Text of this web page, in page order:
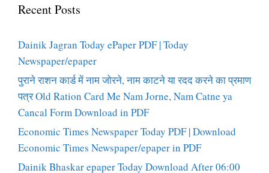
Recent Posts
Dainik Jagran Today ePaper PDF | Today
Newspaper/epaper
पुराने राशन कार्ड में नाम जोरने, नाम काटने या रदद करने का प्रमाण
पत्र Old Ration Card Me Nam Jorne, Nam Catne ya
Cancal Form Download in PDF
Economic Times Newspaper Today PDF | Download
Economic Times Newspaper/epaper in PDF
Dainik Bhaskar epaper Today Download After 06:00